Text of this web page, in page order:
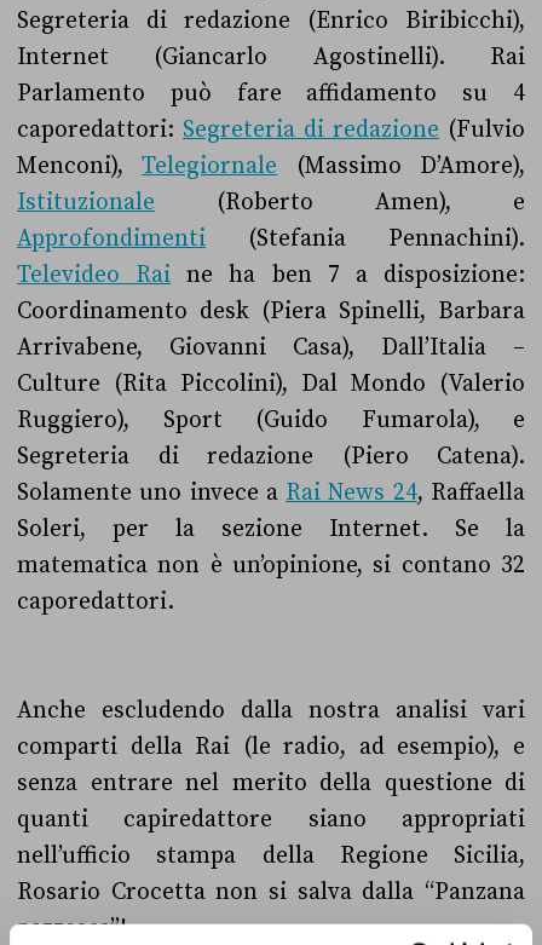
Segreteria di redazione (Enrico Biribicchi),
Internet (Giancarlo Agostinelli). Rai
Parlamento può fare affidamento su 4
caporedattori: Segreteria di redazione (Fulvio
Menconi),Telegiornale (Massimo D’Amore),
Istituzionale (Roberto Amen), e
Approfondimenti (Stefania Pennachini).
Televideo Rai ne ha ben 7 a disposizione:
Coordinamento desk (Piera Spinelli, Barbara
Arrivabene, Giovanni Casa), Dall’Italia –
Culture (Rita Piccolini), Dal Mondo (Valerio
Ruggiero), Sport (Guido Fumarola), e
Segreteria di redazione (Piero Catena).
Solamente uno invece a Rai News 24, Raffaella
Soleri, per la sezione Internet. Se la
matematica non è un’opinione, si contano 32
caporedattori.
Anche escludendo dalla nostra analisi vari
comparti della Rai (le radio, ad esempio), e
senza entrare nel merito della questione di
quanti capiredattore siano appropriati
nell’ufficio stampa della Regione Sicilia,
Rosario Crocetta non si salva dalla “Panzana
pazzesca”!